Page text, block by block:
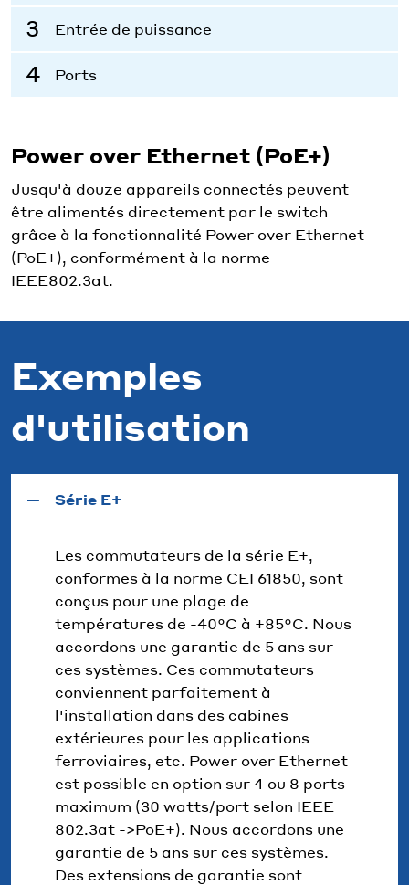
Entrée de puissance
Ports
Power over Ethernet (PoE+)
Jusqu'à douze appareils connectés peuvent
être alimentés directement par le switch
grâce à la fonctionnalité Power over Ethernet
(PoE+), conformément à la norme
IEEE802.3at.
Exemples
d'utilisation
Série E+
Les commutateurs de la série E+,
conformes à la norme CEI 61850, sont
conçus pour une plage de
températures de -40°C à +85°C. Nous
accordons une garantie de 5 ans sur
ces systèmes. Ces commutateurs
conviennent parfaitement à
l'installation dans des cabines
extérieures pour les applications
ferroviaires, etc. Power over Ethernet
est possible en option sur 4 ou 8 ports
maximum (30 watts/port selon IEEE
802.3at ->PoE+). Nous accordons une
garantie de 5 ans sur ces systèmes.
Des extensions de garantie sont